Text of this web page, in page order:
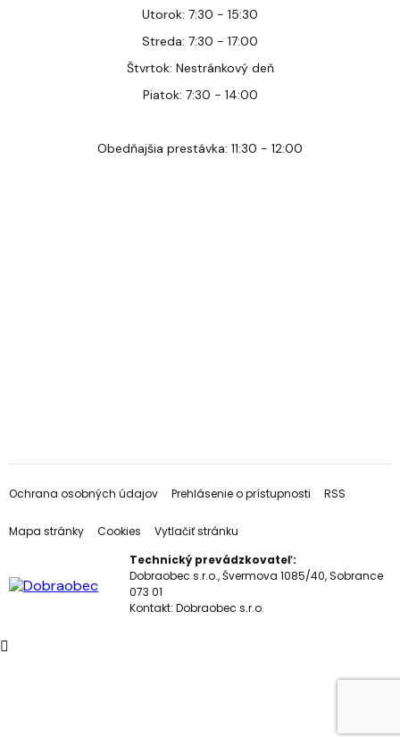
Utorok: 7:30 - 15:30
Streda: 7:30 - 17:00
Štvrtok: Nestránkový deň
Piatok: 7:30 - 14:00
Obedňajšia prestávka: 11:30 - 12:00
Ochrana osobných údajov Prehlásenie o prístupnosti RSS
Mapa stránky Cookies
Vytlačiť stránku
Technický prevádzkovateľ:
Dobraobec s.r.o., Švermova 1085/40, Sobrance
073 01
Kontakt: Dobraobec s.r.o.